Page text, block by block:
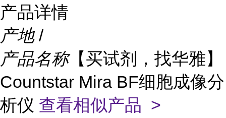
产品详情
产地 /
产品名称【买试剂，找华雅】
Countstar Mira BF细胞成像分
析仪 查看相似产品 >